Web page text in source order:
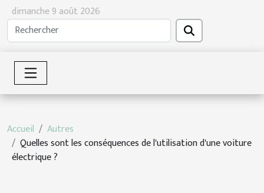
dimanche 9 août 2026
Accueil
Autres
Quelles sont les conséquences de l'utilisation d'une voiture
électrique ?